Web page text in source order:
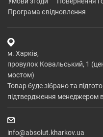
програма євідновлення
м. Харків,
провулок Ковальський, 1
мостом)
Товар буде зібрано та
підтвердження менеджером
info@absolut.kharkov.ua